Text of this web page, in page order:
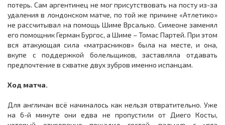
потерь. Сам аргентинец не мог присутствовать на посту из-за
удаления в лондонском матче, по той же причине «Атлетико»
не рассчитывал на помощь Шиме Врсалько. Симеоне заменял
его помощник Герман Бургос, а Шиме – Томас Партей. При этом
вся атакующая сила «матрасников» была на месте, и она,
вкупе с поддержкой болельщиков, заставляла отдавать
предпочтение в схватке двух зубров именно испанцам.
Ход матча.
Для англичан всё начиналось как нельзя отвратительно. Уже
на 6-й минуте они едва не пропустили от Диего Косты,